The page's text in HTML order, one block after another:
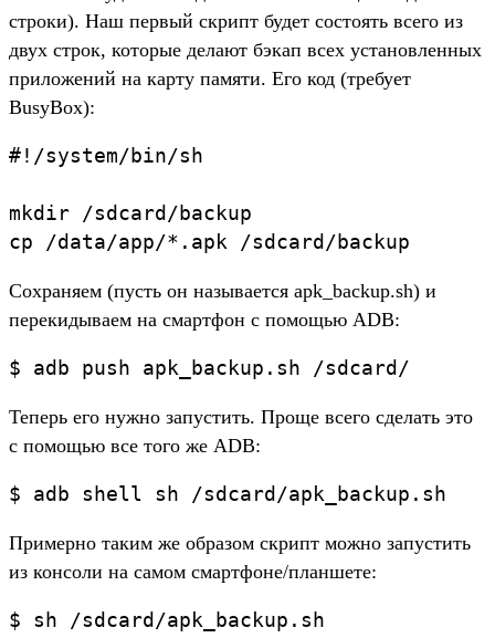
строки). Наш первый скрипт будет состоять всего из
двух строк, которые делают бэкап всех установленных
приложений на карту памяти. Его код (требует
BusyBox):
#!/system/bin/sh
mkdir /sdcard/backup
Сохраняем (пусть он называется apk_backup.sh) и
перекидываем на смартфон с помощью ADB:
Теперь его нужно запустить. Проще всего сделать это
с помощью все того же ADB:
Примерно таким же образом скрипт можно запустить
из консоли на самом смартфоне/планшете: